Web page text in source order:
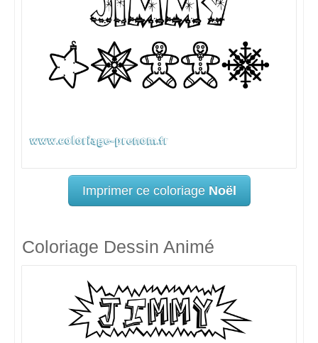
Imprimer ce coloriage Noël
Coloriage Dessin Animé